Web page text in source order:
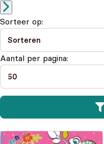
Sorteer op:
Aantal per pagina: